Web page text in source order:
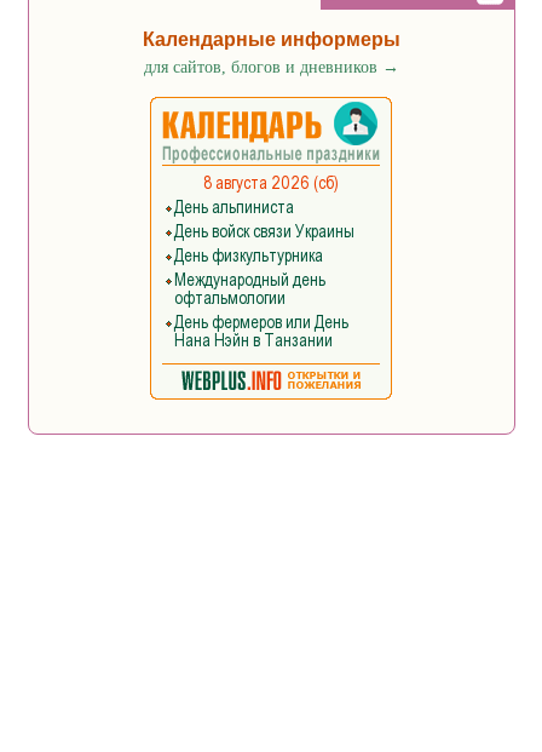
Календарные информеры
для сайтов, блогов и дневников →